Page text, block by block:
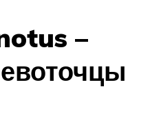
–